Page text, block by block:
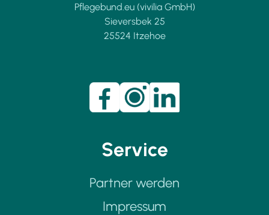
Pflegebund.eu (vivilia GmbH)
Sieversbek 25
25524 Itzehoe
Service
Partner werden
Impressum